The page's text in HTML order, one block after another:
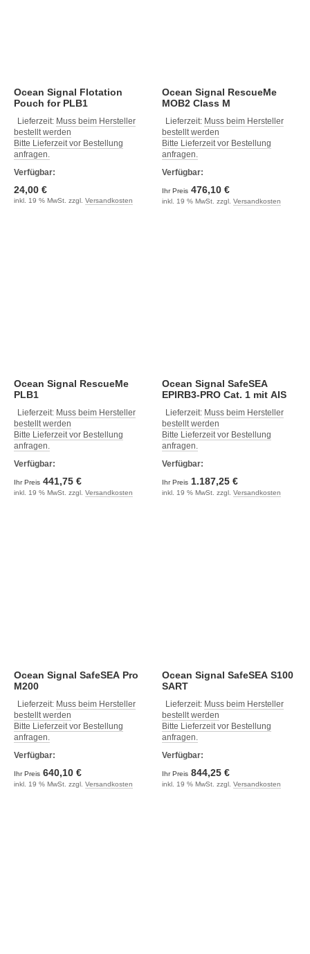
Ocean Signal Flotation
Pouch for PLB1
Lieferzeit: Muss beim Hersteller
bestellt werden
Bitte Lieferzeit vor Bestellung
anfragen.
Verfügbar:
24,00 €
inkl. 19 % MwSt. zzgl. Versandkosten
Ocean Signal RescueMe
MOB2 Class M
Lieferzeit: Muss beim Hersteller
bestellt werden
Bitte Lieferzeit vor Bestellung
anfragen.
Verfügbar:
Ihr Preis 476,10 €
inkl. 19 % MwSt. zzgl. Versandkosten
Ocean Signal RescueMe
PLB1
Lieferzeit: Muss beim Hersteller
bestellt werden
Bitte Lieferzeit vor Bestellung
anfragen.
Verfügbar:
Ihr Preis 441,75 €
inkl. 19 % MwSt. zzgl. Versandkosten
Ocean Signal SafeSEA
EPIRB3-PRO Cat. 1 mit AIS
Lieferzeit: Muss beim Hersteller
bestellt werden
Bitte Lieferzeit vor Bestellung
anfragen.
Verfügbar:
Ihr Preis 1.187,25 €
inkl. 19 % MwSt. zzgl. Versandkosten
Ocean Signal SafeSEA Pro
M200
Lieferzeit: Muss beim Hersteller
bestellt werden
Bitte Lieferzeit vor Bestellung
anfragen.
Verfügbar:
Ihr Preis 640,10 €
inkl. 19 % MwSt. zzgl. Versandkosten
Ocean Signal SafeSEA S100
SART
Lieferzeit: Muss beim Hersteller
bestellt werden
Bitte Lieferzeit vor Bestellung
anfragen.
Verfügbar:
Ihr Preis 844,25 €
inkl. 19 % MwSt. zzgl. Versandkosten